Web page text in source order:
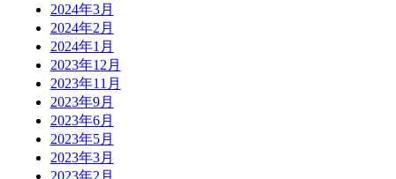
2024年3月
2024年2月
2024年1月
2023年12月
2023年11月
2023年9月
2023年6月
2023年5月
2023年3月